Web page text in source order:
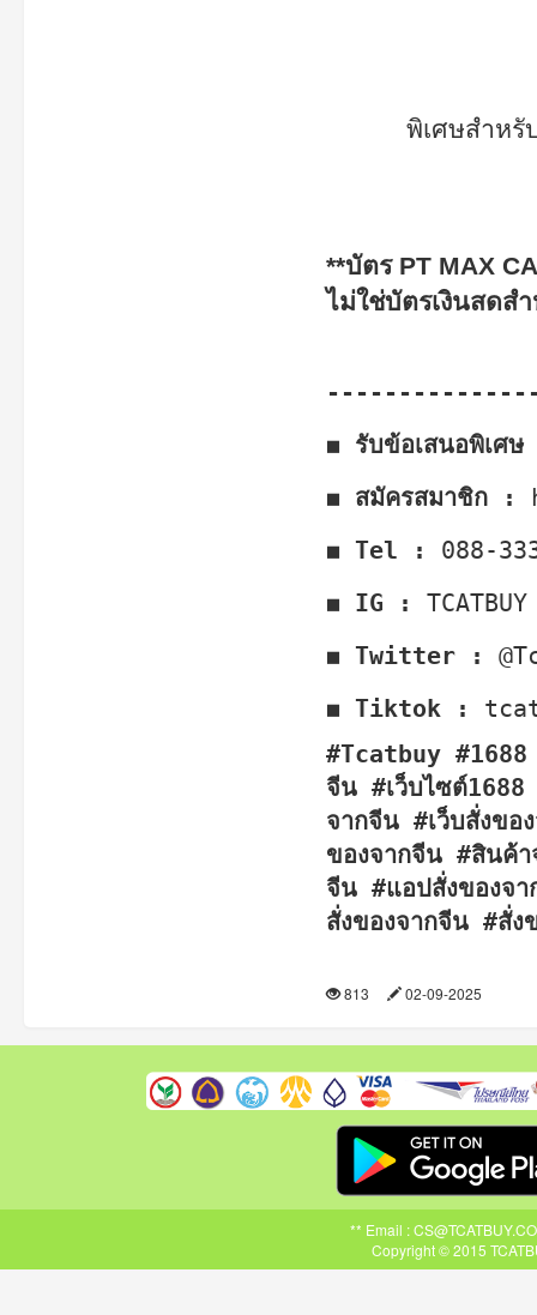
พิเศษสำห
**บัตร PT MAX
ไม่ใช่บัตรเงินสดส
◼ รับข้อเสนอพิเ
◼ สมัครสมาชิก :
◼ Tel : 088-
◼ IG :TCATBUY
◼ Twitter :
◼ Tiktok :
#Tcatbuy #1688
จีน #เว็บไซต์
จากจีน #เว็บสั่งขอ
ของจากจีน #สินค้
จีน #แอปสั่งของจ
สั่งของจากจีน #สั่ง
813 02-09-2025
** Email :
Copyright © 2015